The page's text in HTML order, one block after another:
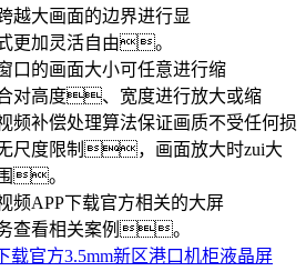
大画面的边界进行显
加灵活自由。
的画面大小可任意进行缩
高度、宽度进行放大或缩
补偿处理算法保证画质不受任何损
尺度限制，画面放大时zui大
。
频APP下载官方相关的大屏
看相关案例。
载官方3.5mm新区港口机柜液晶屏